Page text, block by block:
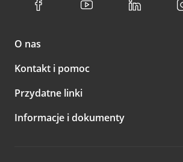
O nas
Kontakt i pomoc
Przydatne linki
Informacje i dokumenty